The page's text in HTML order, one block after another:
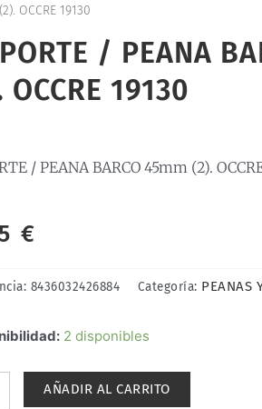
OCCRE 19130
/ PEANA
OCCRE 19130
/ PEANA BARCO 45mm (2).
€
8436032426884 Categoría: PEANAS
2 disponibles
AÑADIR AL CARRITO